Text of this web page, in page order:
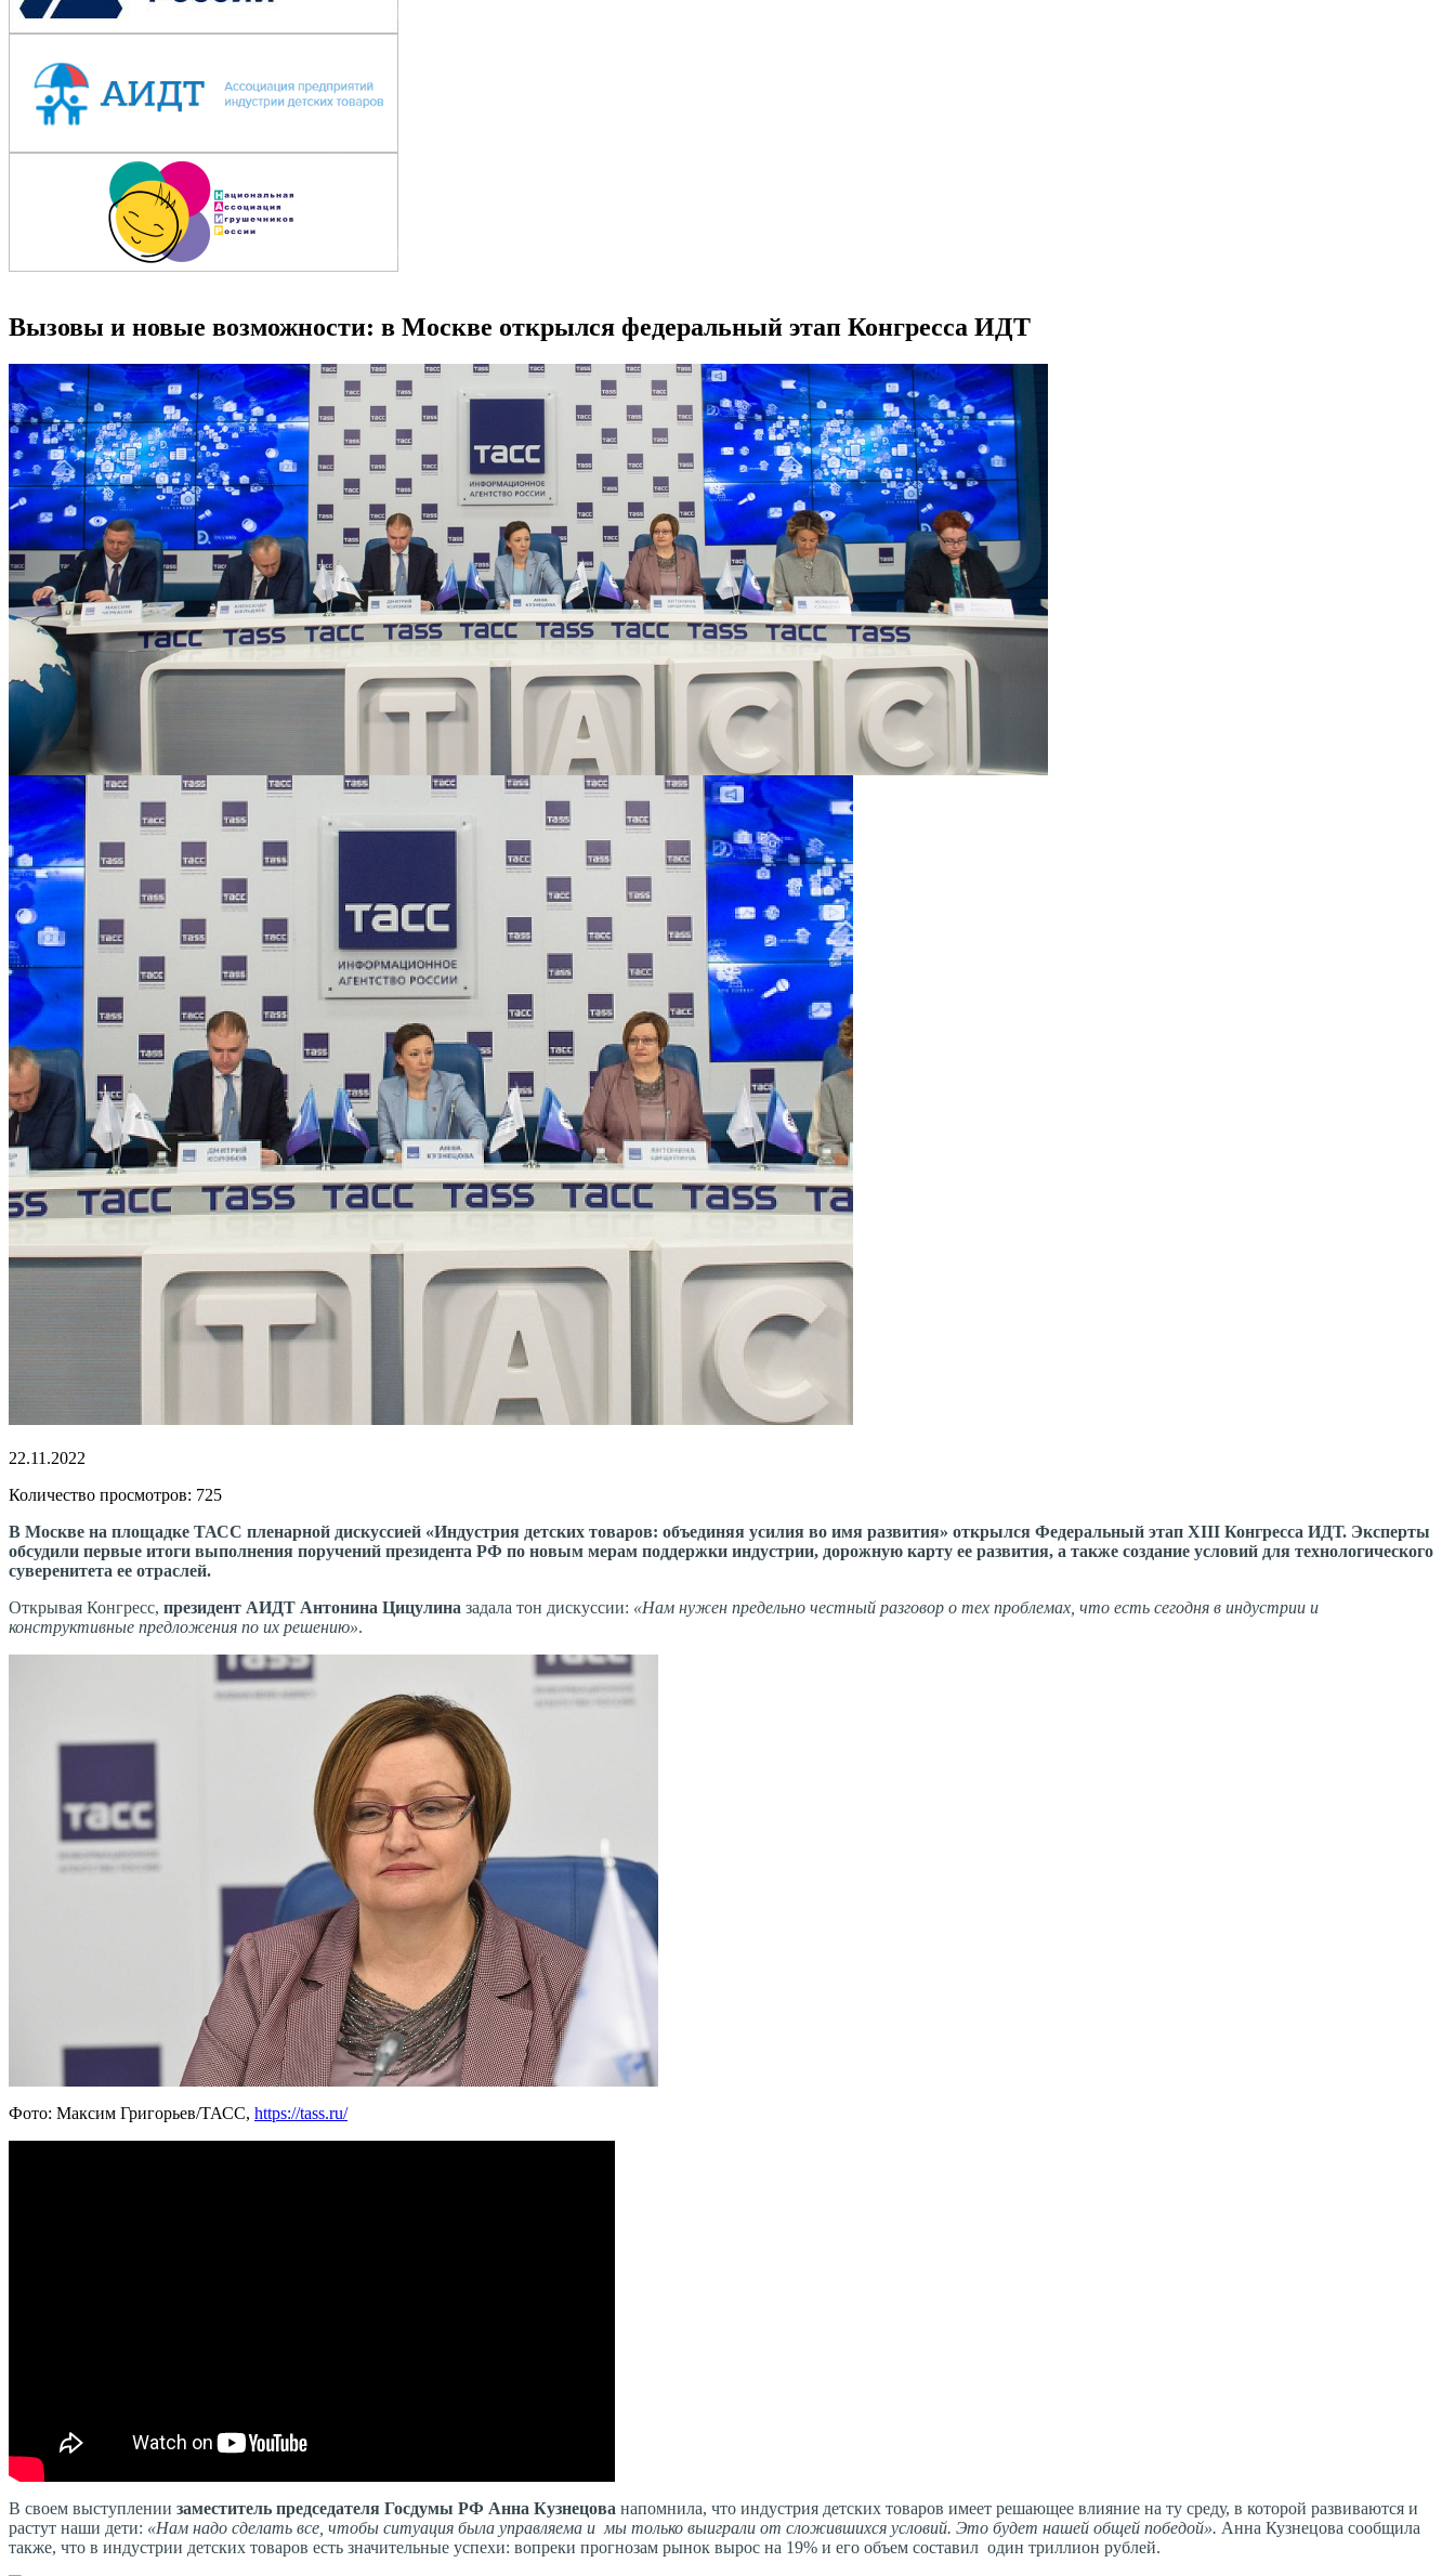
Вызовы и новые возможности: в Москве открылся федеральный этап Конгресса ИДТ
22.11.2022
Количество просмотров: 725
В Москве на площадке ТАСС пленарной дискуссией «Индустрия детских товаров: объединяя усилия во имя развития» открылся Федеральный этап XIII Конгресса ИДТ. Эксперты
обсудили первые итоги выполнения поручений президента РФ по новым мерам поддержки индустрии, дорожную карту ее развития, а также создание условий для технологического
суверенитета ее отраслей.
Открывая Конгресс, президент АИДТ Антонина Цицулина задала тон дискуссии: «Нам нужен предельно честный разговор о тех проблемах, что есть сегодня в индустрии и
конструктивные предложения по их решению».
Фото: Максим Григорьев/ТАСС, https://tass.ru/
В своем выступлении заместитель председателя Госдумы РФ Анна Кузнецова напомнила, что индустрия детских товаров имеет решающее влияние на ту среду, в которой развиваются и
растут наши дети: «Нам надо сделать все, чтобы ситуация была управляема и мы только выиграли от сложившихся условий. Это будет нашей общей победой». Анна Кузнецова сообщила
также, что в индустрии детских товаров есть значительные успехи: вопреки прогнозам рынок вырос на 19% и его объем составил один триллион рублей.